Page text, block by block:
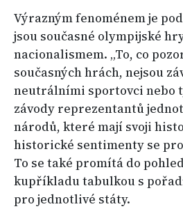
Výrazným fenoménem je
jsou současné olympijské
nacionalismem. „To, co
současných hrách, nejsou
neutrálními sportovci nebo
závody reprezentantů
národů, které mají svoji
historické sentimenty se
To se také promítá do
kupříkladu tabulkou s
pro jednotlivé státy.